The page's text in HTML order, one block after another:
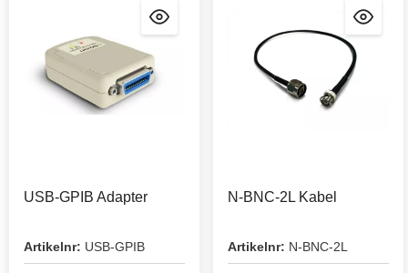
USB-GPIB Adapter
Artikelnr: USB-GPIB
N-BNC-2L Kabel
Artikelnr: N-BNC-2L